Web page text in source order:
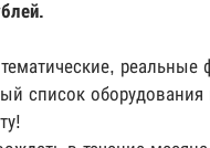
реальные
список оборудования